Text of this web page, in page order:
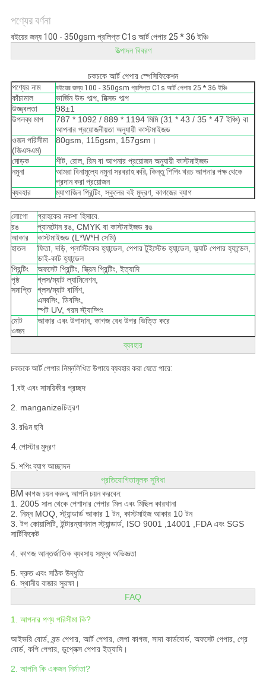
পণ্যের বর্ণনা
বইয়ের জন্য 100 - 350gsm প্রলিপ্ত C1s আর্ট পেপার 25 * 36 ইঞ্চি
উত্পাদন বিবরণ
চকচকে আর্ট পেপার স্পেসিফিকেশন
পণ্যের নাম
বইয়ের জন্য 100 - 350gsm প্রলিপ্ত C1s আর্ট পেপার 25 * 36 ইঞ্চি
কাঁচামাল
ভার্জিন উড পাল্প, মিক্সড পাল্প
উজ্জ্বলতা
98±1
উপলব্ধ মাপ
787 * 1092 / 889 * 1194 মিমি (31 * 43 / 35 * 47 ইঞ্চি) বা
আপনার প্রয়োজনীয়তা অনুযায়ী কাস্টমাইজড
ওজন পরিসীমা
(জিএসএম)
80gsm, 115gsm, 157gsm।
মোড়ক
শীট, রোল, রিম বা আপনার প্রয়োজন অনুযায়ী কাস্টমাইজড
নমুনা
আমরা বিনামূল্যে নমুনা সরবরাহ করি, কিন্তু শিপিং খরচ আপনার পক্ষ থেকে
প্রদান করা প্রয়োজন
ব্যবহার
ম্যাগাজিন প্রিন্টিং, স্কুলের বই মুদ্রণ, কাগজের ব্যাগ
লোগো
গ্রাহকের নকশা হিসাবে.
রঙ
প্যানটোন রঙ, CMYK বা কাস্টমাইজড রঙ
আকার
কাস্টমাইজড (L*W*H সেমি)
হাতল
ফিতা, দড়ি, প্লাস্টিকের হ্যান্ডেল, পেপার টুইস্টেড হ্যান্ডেল, ফ্ল্যাট পেপার হ্যান্ডেল,
ডাই-কাট হ্যান্ডেল
প্রিন্টিং
অফসেট প্রিন্টিং, স্ক্রিন প্রিন্টিং, ইত্যাদি
পৃষ্ঠ
সমাপ্তি
গ্লস/ম্যাট ল্যামিনেশন,
গ্লস/ম্যাট বার্নিশ,
এমবসিং, ডিবসিং,
স্পট UV, গরম স্ট্যাম্পিং
মোট
ওজন
আকার এবং উপাদান, কাগজ বেধ উপর ভিত্তি করে
ব্যবহার
চকচকে আর্ট পেপার নিম্নলিখিত উপায়ে ব্যবহার করা যেতে পারে:
1.বই এবং সাময়িকীর প্রচ্ছদ
2. manganizeচিত্রণ
3. রঙিন ছবি
4. পোস্টার মুদ্রণ
5. শপিং ব্যাগ আচ্ছাদন
প্রতিযোগিতামূলক সুবিধা
BM কাগজ চয়ন করুন, আপনি চয়ন করবেন:
1. 2005 সাল থেকে পেশাদার পেপার মিল এবং মিছিল কারখানা
2. নিম্ন MOQ, স্ট্যান্ডার্ড আকার 1 টন, কাস্টমাইজ আকার 10 টন
3. টপ কোয়ালিটি, ইন্টারন্যাশনাল স্ট্যান্ডার্ড, ISO 9001 ,14001 ,FDA এবং SGS
সার্টিফিকেট
4. কাগজ আন্তর্জাতিক ব্যবসায় সমৃদ্ধ অভিজ্ঞতা
5. দ্রুত এবং সঠিক উদ্ধৃতি
6. স্থানীয় বাজার সুরক্ষা।
FAQ
1. আপনার পণ্য পরিসীমা কি?
আইভরি বোর্ড, বন্ড পেপার, আর্ট পেপার, লেপা কাগজ, সাদা কার্ডবোর্ড, অফসেট পেপার, গ্রে
বোর্ড, কপি পেপার, ডুপ্লেক্স পেপার ইত্যাদি।
2. আপনি কি একজন নির্মাতা?